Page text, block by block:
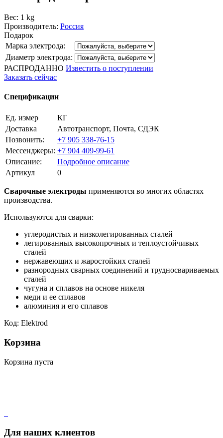
Вес: 1 kg
Производитель: Россия
Подарок
Марка электрода:
Диаметр электрода:
РАСПРОДАННО Известить о поступлении
Заказать сейчас
Спецификации
Ед. измер
КГ
Доставка
Автотранспорт, Почта, СДЭК
Позвонить:
+7 905 338-76-15
Мессенджеры: +7 904 409-99-61
Описание:
Подробное описание
Артикул
0
Сварочные электроды применяются во многих областях
производства.
Используются для сварки:
углеродистых и низколегированных сталей
легированных высокопрочных и теплоустойчивых
сталей
нержавеющих и жаростойких сталей
разнородных сварных соединений и трудносвариваемых
сталей
чугуна и сплавов на основе никеля
меди и ее сплавов
алюминия и его сплавов
Код: Elektrod
Корзина
Корзина пуста
Для наших клиентов